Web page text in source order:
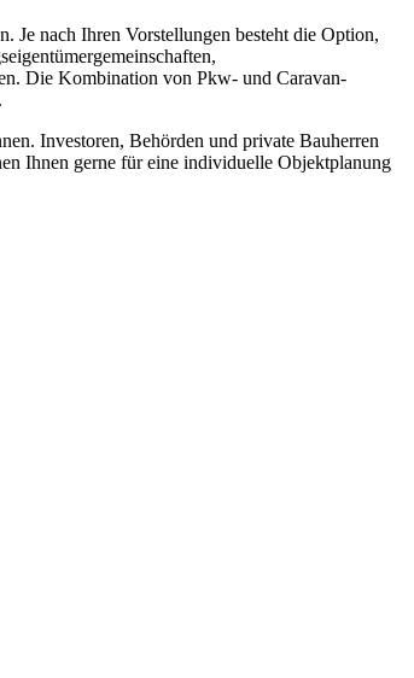
Je nach Ihren Vorstellungen besteht die Option,
Die Kombination von Pkw- und Caravan-
Investoren, Behörden und private Bauherren
Ihnen gerne für eine individuelle Objektplanung